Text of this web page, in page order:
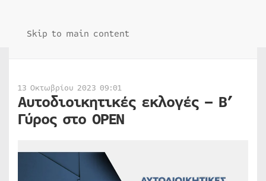
Skip to main content
13 Οκτωβρίου 2023 09:01
Αυτοδιοικητικές εκλογές – Β’
Γύρος στο ΟΡΕΝ